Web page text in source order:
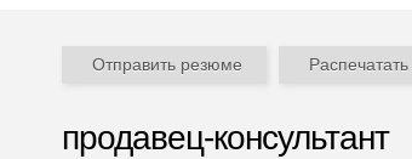
Отправить резюме Распечатать
продавец-консультант